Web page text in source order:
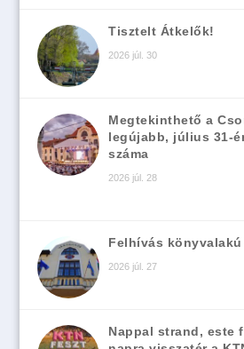
Tisztelt Átkelők!
2026 júl. 30
Megtekinthető a
legújabb, július 31-
száma
2026 júl. 28
Felhívás
2026 júl. 27
Nappal strand, este